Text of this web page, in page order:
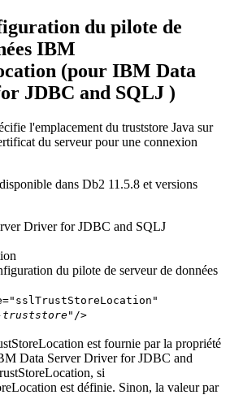
du pilote de
IBM
(pour IBM Data
JDBC and SQLJ )
l'emplacement du truststore Java sur
du serveur pour une connexion
dans Db2 11.5.8 et versions
Driver for JDBC and SQLJ
du pilote de serveur de données
truststore"/>
est fournie par la propriété
Data Server Driver for JDBC and
si
est définie. Sinon, la valeur par